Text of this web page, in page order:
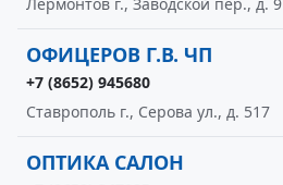
ОФИЦЕРОВ Г.В. ЧП
+7 (8652) 945680
Ставрополь г., Серова ул., д. 517
ОПТИКА САЛОН